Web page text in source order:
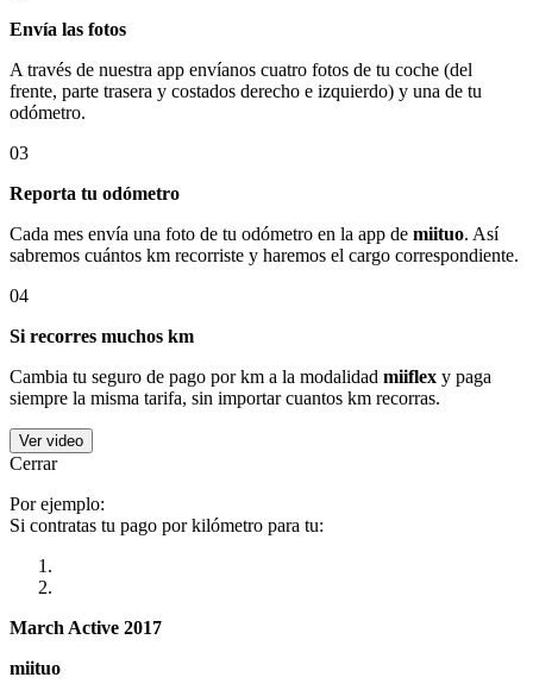
Envía las fotos
A través de nuestra app envíanos cuatro fotos de tu coche (del
frente, parte trasera y costados derecho e izquierdo) y una de tu
odómetro.
03
Reporta tu odómetro
Cada mes envía una foto de tu odómetro en la app de miituo. Así
sabremos cuántos km recorriste y haremos el cargo correspondiente.
04
Si recorres muchos km
Cambia tu seguro de pago por km a la modalidad miiflex y paga
siempre la misma tarifa, sin importar cuantos km recorras.
Ver video
Cerrar
Por ejemplo:
Si contratas tu pago por kilómetro para tu:
March Active 2017
miituo